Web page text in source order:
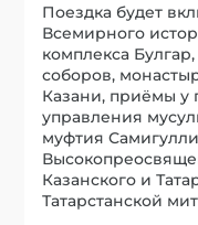
Поездка будет
Всемирного
комплекса
соборов,
Казани, приёмы у
управления
муфтия
Казанского и
Татарстанской